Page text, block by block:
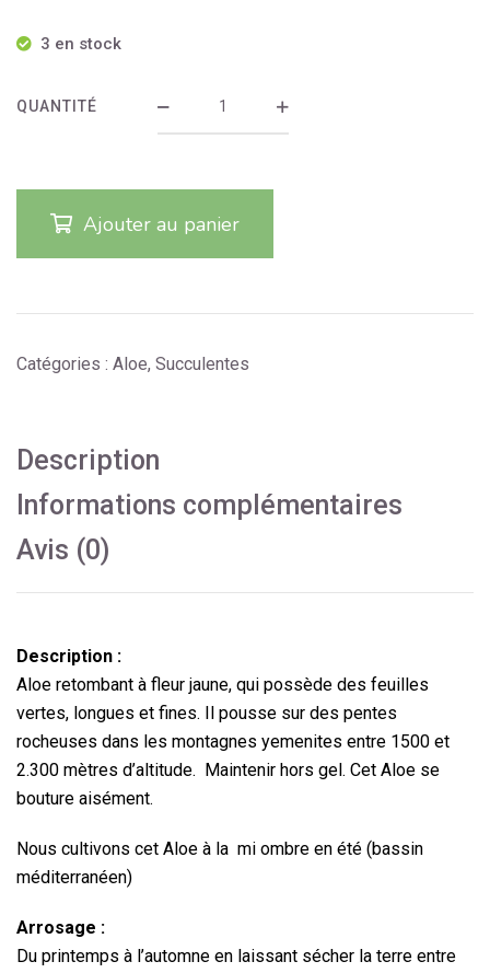
3 en stock
QUANTITÉ
Ajouter au panier
Catégories : Aloe, Succulentes
Description
Informations complémentaires
Avis (0)
Description :
Aloe retombant à fleur jaune, qui possède des feuilles
vertes, longues et fines. Il pousse sur des pentes
rocheuses dans les montagnes yemenites entre 1500 et
2.300 mètres d’altitude. Maintenir hors gel. Cet Aloe se
bouture aisément.
Nous cultivons cet Aloe à la mi ombre en été (bassin
méditerranéen)
Arrosage :
Du printemps à l’automne en laissant sécher la terre entre